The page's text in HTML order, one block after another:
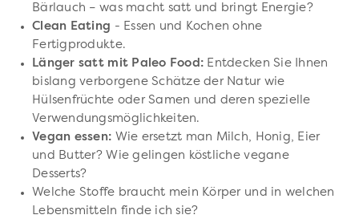
Bärlauch – was macht satt und bringt Energie?
Clean Eating - Essen und Kochen ohne
Fertigprodukte.
Länger satt mit Paleo Food: Entdecken Sie Ihnen
bislang verborgene Schätze der Natur wie
Hülsenfrüchte oder Samen und deren spezielle
Verwendungsmöglichkeiten.
Vegan essen: Wie ersetzt man Milch, Honig, Eier
und Butter? Wie gelingen köstliche vegane
Desserts?
Welche Stoffe braucht mein Körper und in welchen
Lebensmitteln finde ich sie?